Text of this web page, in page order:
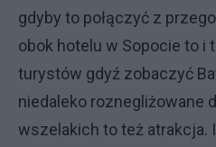
gdyby to połączyć z
obok hotelu w Sopocie to i
turystów gdyź zobaczyć
niedaleko roznegliżowane
wszelakich to też atrakcja.